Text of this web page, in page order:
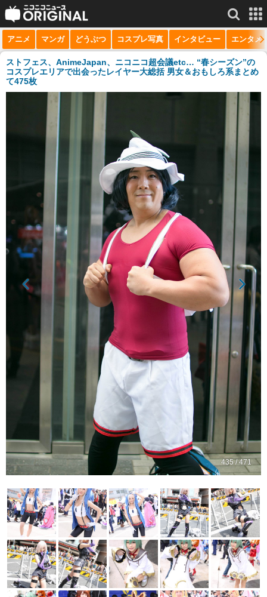
サービス一覧 もっと見る
niconico
動画
生放送
チャンネル
ニコニコQ
アニメ マンガ どうぶつ コスプレ写真 インタビュー エンタメ
ストフェス、AnimeJapan、ニコニコ超会議etc… “春シーズン”の
コスプレエリアで出会ったレイヤー大総括 男女＆おもしろ系まとめ
て475枚
435 / 471